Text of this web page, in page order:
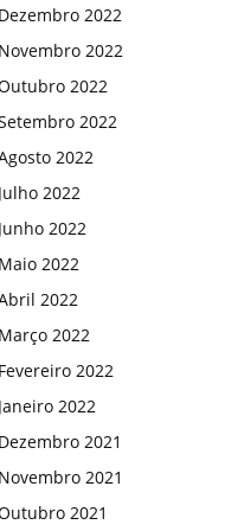
Dezembro 2022
Novembro 2022
2022
2022
2022
Julho 2022
Junho 2022
Maio 2022
2022
Março 2022
Fevereiro 2022
Janeiro 2022
Dezembro 2021
Novembro 2021
2021